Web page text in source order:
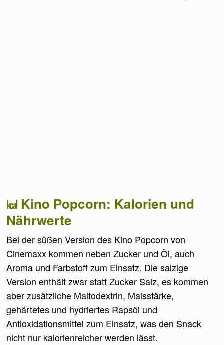
Kino Popcorn: Kalorien und
Nährwerte
Bei der süßen Version des Kino Popcorn von
Cinemaxx kommen neben Zucker und Öl, auch
Aroma und Farbstoff zum Einsatz. Die salzige
Version enthält zwar statt Zucker Salz, es kommen
aber zusätzliche Maltodextrin, Maisstärke,
gehärtetes und hydriertes Rapsöl und
Antioxidationsmittel zum Einsatz, was den Snack
nicht nur kalorienreicher werden lässt.